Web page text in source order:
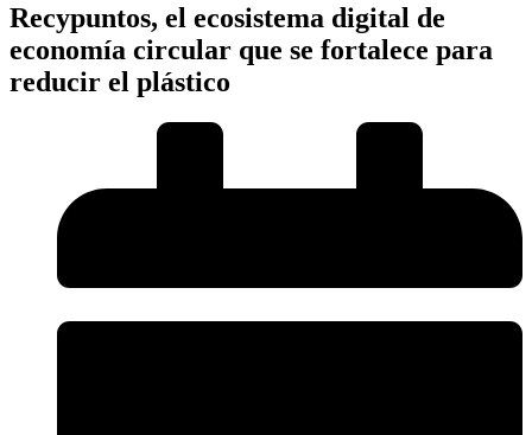
Recypuntos, el ecosistema digital de
economía circular que se fortalece para
reducir el plástico